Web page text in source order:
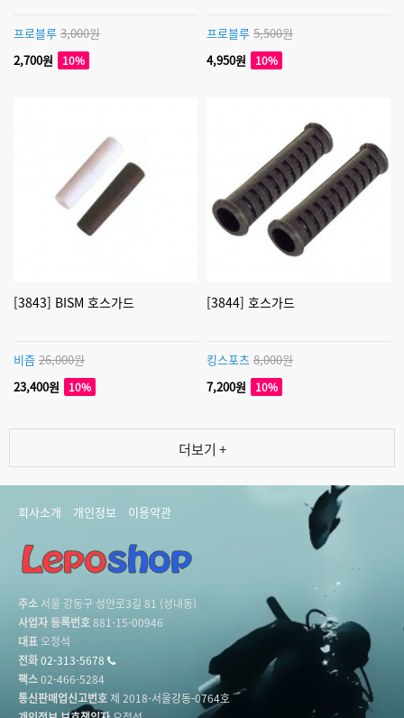
프로블루 3,000원
2,700원
10%
프로블루 5,500원
4,950원
10%
[3843] BISM 호스가드
비즘 26,000원
23,400원
10%
[3844] 호스가드
킹스포츠 8,000원
7,200원
10%
더보기 +
회사소개 개인정보 이용약관
주소 서울 강동구 성안로3길 81 (성내동)
사업자 등록번호881-15-00946
대표오정석
전화02-313-5678
팩스02-466-5284
통신판매업신고번호제 2018-서울강동-0764호